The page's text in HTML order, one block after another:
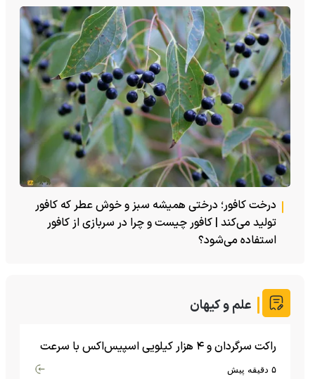
درخت کافور؛ درختی همیشه سبز و خوش عطر که کافور
تولید می‌کند | کافور چیست و چرا در سربازی از کافور
استفاده می‌شود؟
علم و کیهان
راکت سرگردان و ۴ هزار کیلویی اسپیس‌اکس با سرعت
هشت هزار و ۶۹۰ کیلومتر در ساعت به ماه برخورد کرد
۵ دقیقه پیش